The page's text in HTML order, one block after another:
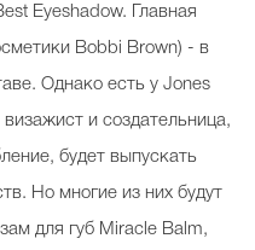
Eyeshadow. Главная
Bobbi Brown) - в
Однако есть у Jones
и создательница,
будет выпускать
Но многие из них будут
для губ Miracle Balm,